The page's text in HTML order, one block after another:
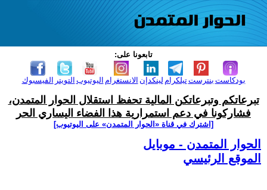
تابعونا على:
الفيسبوك التويتر اليوتيوب الانستغرام لينكدإن تيلكرامبنترست بودكاست
تبرعاتكم وتبرعاتكن المالية تحفظ استقلال الحوار المتمدن،
فشاركونا في دعم استمرارية هذا الفضاء اليساري الحر
[اشترك في قناة ‫«الحوار المتمدن» على اليوتيوب]
الحوار المتمدن - موبايل
الموقع الرئيسي